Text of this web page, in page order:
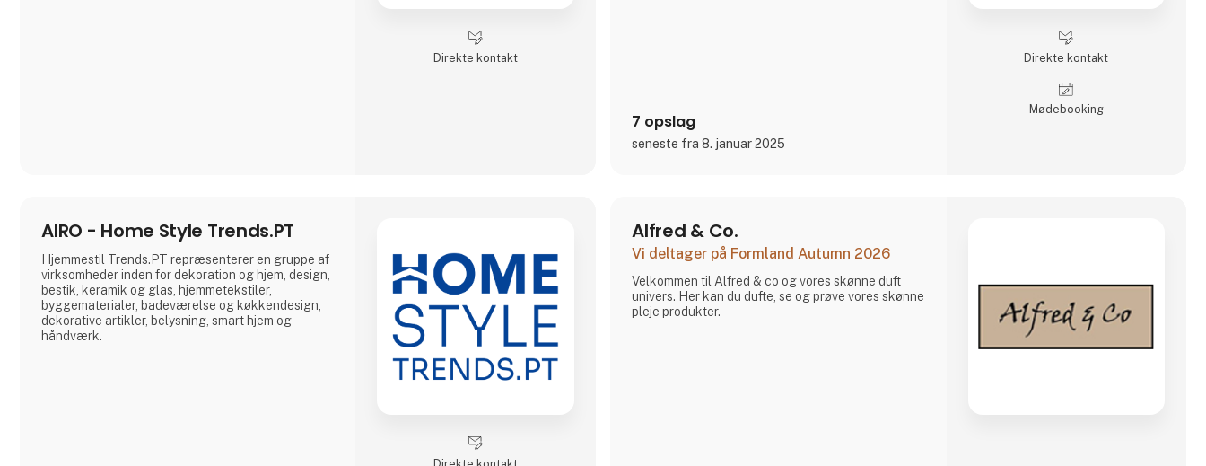
Direkte kontakt
7 opslag
seneste fra 8. januar 2025
Direkte kontakt
Møde­booking
AIRO - Home Style Trends.PT
Hjemmestil Trends.PT repræsenterer en gruppe af
virksomheder inden for dekoration og hjem, design,
bestik, keramik og glas, hjemmetekstiler,
byggematerialer, badeværelse og køkkendesign,
dekorative artikler, belysning, smart hjem og
håndværk.
Alfred & Co.
Vi deltager på Formland Autumn 2026
Velkommen til Alfred & co og vores skønne duft
univers. Her kan du dufte, se og prøve vores skønne
pleje produkter.